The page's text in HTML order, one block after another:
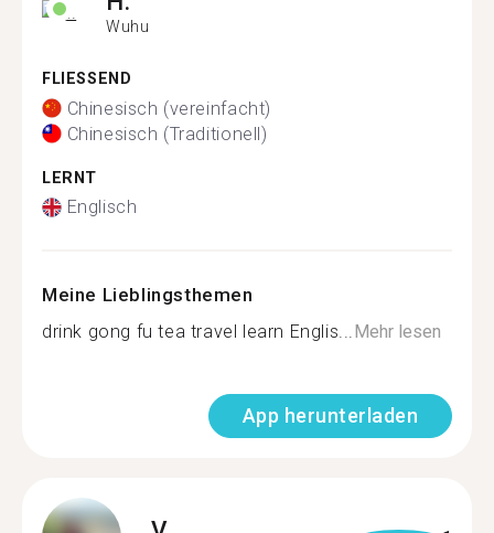
Wuhu
FLIESSEND
Chinesisch (vereinfacht)
Chinesisch (Traditionell)
LERNT
Englisch
Meine Lieblingsthemen
drink gong fu tea travel learn Englis...Mehr lesen
App herunterladen